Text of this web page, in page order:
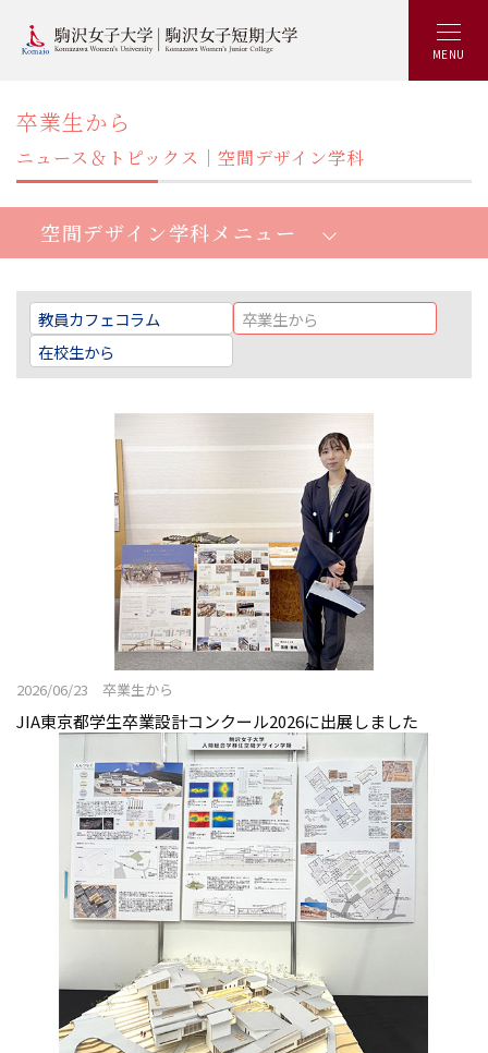
MENU
卒業生から
ニュース＆トピックス｜空間デザイン学科
教員カフェコラム
卒業生から
在校生から
2026/06/23 卒業生から
JIA東京都学生卒業設計コンクール2026に出展しました
空間デザイン学科メニュー
空間デザイン学部空間デザイン学科：トップ
産学連携プロジェクト
オープンキャンパス2025
建築デザインコース
インテリアデザインコース
カリキュラム
教員紹介
施設紹介
卒業研究展2026
卒業制作展2025
令和6年度（2024年度）以前入学者 住空間デザイン学類
ニュース&トピックス
空間デザイン学科NEWS
リビングデザインカフェ話
ニュース&トピックス：アーカイブ